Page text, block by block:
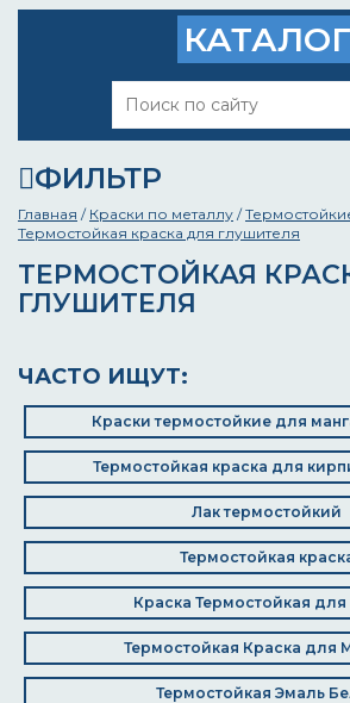
КАТАЛОГ
ФИЛЬТР
Главная / Краски по металлу /
Термостойкая краска для глушителя
ТЕРМОСТОЙКАЯ
ГЛУШИТЕЛЯ
ЧАСТО ИЩУТ:
Краски термостойкие для
Термостойкая краска для
Лак термостойкий
Термостойкая
Краска Термостойкая
Термостойкая Краска для
Термостойкая Эмаль